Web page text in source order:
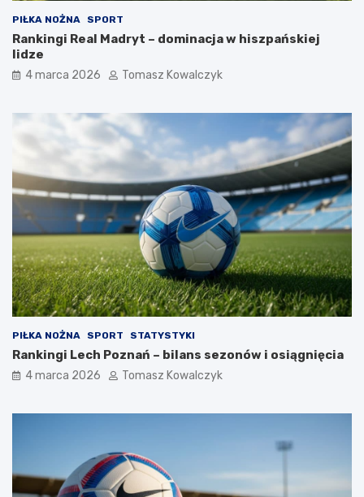
PIŁKA NOŻNA SPORT
Rankingi Real Madryt – dominacja w hiszpańskiej
lidze
4 marca 2026 Tomasz Kowalczyk
PIŁKA NOŻNA SPORT STATYSTYKI
Rankingi Lech Poznań – bilans sezonów i osiągnięcia
4 marca 2026 Tomasz Kowalczyk